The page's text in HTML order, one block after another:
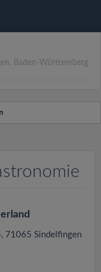
Baden-Württemberg
, 71065 Sindelfingen